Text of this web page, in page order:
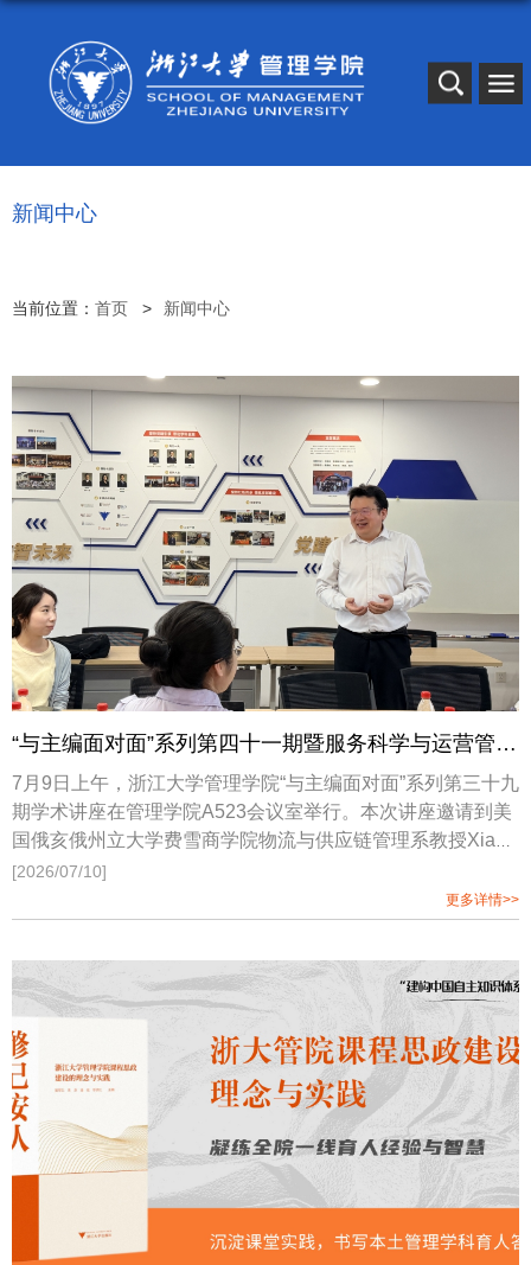
新闻中心
当前位置： 首页 新闻中心
“与主编面对面”系列第四十一期暨服务科学与运营管理学系第七十期学术讲座| ML On Time? The Value of Machine Learning Tools on Airlines’ Operational Performance
7月9日上午，浙江大学管理学院“与主编面对面”系列第三十九
期学术讲座在管理学院A523会议室举行。本次讲座邀请到美
国俄亥俄州立大学费雪商学院物流与供应链管理系教授Xiang
Wan，围绕“MLOn Time? The Value of Machine Learning
Tools on Airlines’ Operational Performance”主题展开分享。
讲座由霍宝锋教授主持，学院相关领域师生参加交流。Xiang
的研究。他目前是Decision Science Journal的副主编，
Journalof Business Logistics资深主编，Production and
Operations Management编委、Journal of Operations
Management编委、Strategic Management Journal、
Manufacturing and Service Operations Management等十余
个国际顶级学术期刊审稿人。讲座伊始，Xiang Wan教授围
绕近年来人
[2026/07/10]
更多详情>>